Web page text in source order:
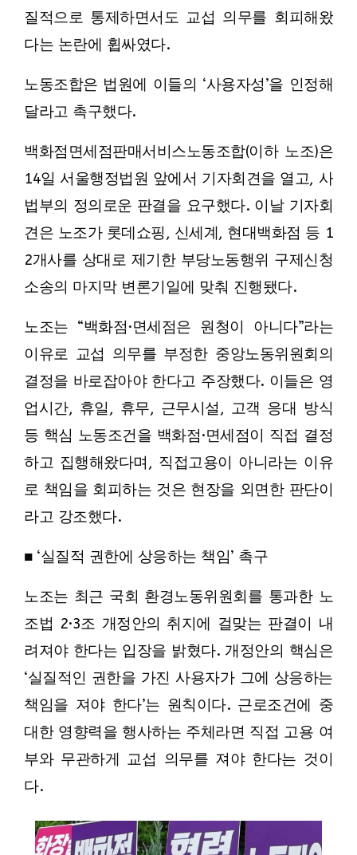
질적으로 통제하면서도 교섭 의무를 회피해왔
다는 논란에 휩싸였다.
노동조합은 법원에 이들의 ‘사용자성’을 인정해
달라고 촉구했다.
백화점면세점판매서비스노동조합(이하 노조)은
14일 서울행정법원 앞에서 기자회견을 열고, 사
법부의 정의로운 판결을 요구했다. 이날 기자회
견은 노조가 롯데쇼핑, 신세계, 현대백화점 등 1
2개사를 상대로 제기한 부당노동행위 구제신청
소송의 마지막 변론기일에 맞춰 진행됐다.
노조는 “백화점·면세점은 원청이 아니다”라는
이유로 교섭 의무를 부정한 중앙노동위원회의
결정을 바로잡아야 한다고 주장했다. 이들은 영
업시간, 휴일, 휴무, 근무시설, 고객 응대 방식
등 핵심 노동조건을 백화점·면세점이 직접 결정
하고 집행해왔다며, 직접고용이 아니라는 이유
로 책임을 회피하는 것은 현장을 외면한 판단이
라고 강조했다.
■ ‘실질적 권한에 상응하는 책임’ 촉구
노조는 최근 국회 환경노동위원회를 통과한 노
조법 2·3조 개정안의 취지에 걸맞는 판결이 내
려져야 한다는 입장을 밝혔다. 개정안의 핵심은
‘실질적인 권한을 가진 사용자가 그에 상응하는
책임을 져야 한다’는 원칙이다. 근로조건에 중
대한 영향력을 행사하는 주체라면 직접 고용 여
부와 무관하게 교섭 의무를 져야 한다는 것이
다.